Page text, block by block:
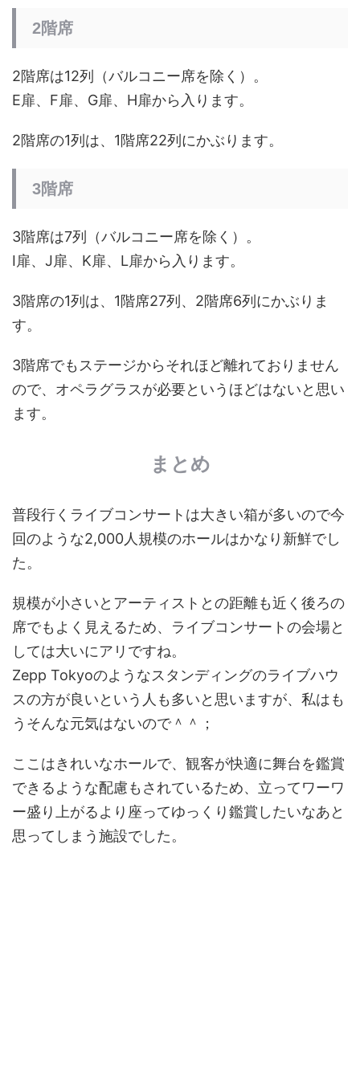
2階席
2階席は12列（バルコニー席を除く）。
E扉、F扉、G扉、H扉から入ります。
2階席の1列は、1階席22列にかぶります。
3階席
3階席は7列（バルコニー席を除く）。
I扉、J扉、K扉、L扉から入ります。
3階席の1列は、1階席27列、2階席6列にかぶりま
す。
3階席でもステージからそれほど離れておりません
ので、オペラグラスが必要というほどはないと思い
ます。
まとめ
普段行くライブコンサートは大きい箱が多いので今
回のような2,000人規模のホールはかなり新鮮でし
た。
規模が小さいとアーティストとの距離も近く後ろの
席でもよく見えるため、ライブコンサートの会場と
しては大いにアリですね。
Zepp Tokyoのようなスタンディングのライブハウ
スの方が良いという人も多いと思いますが、私はも
うそんな元気はないので＾＾；
ここはきれいなホールで、観客が快適に舞台を鑑賞
できるような配慮もされているため、立ってワーワ
ー盛り上がるより座ってゆっくり鑑賞したいなあと
思ってしまう施設でした。